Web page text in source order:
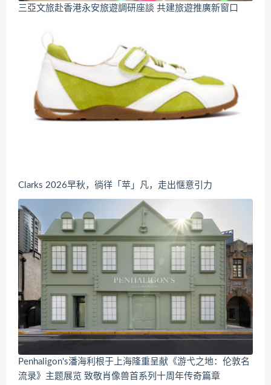
三亞文旅赴香港永安旅遊調研座談 共建旅遊推廣新窗口
Clarks 2026早秋，徜徉「苹」凡，走出惬意引力
Penhaligon's潘海利根于上海隆重呈献《游弋之地：伦敦名
流录》主题展览 致敬肖像兽首系列十周年传奇篇章